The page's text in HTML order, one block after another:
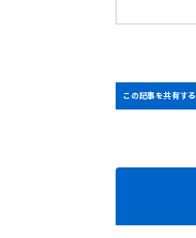
この記事を共有する